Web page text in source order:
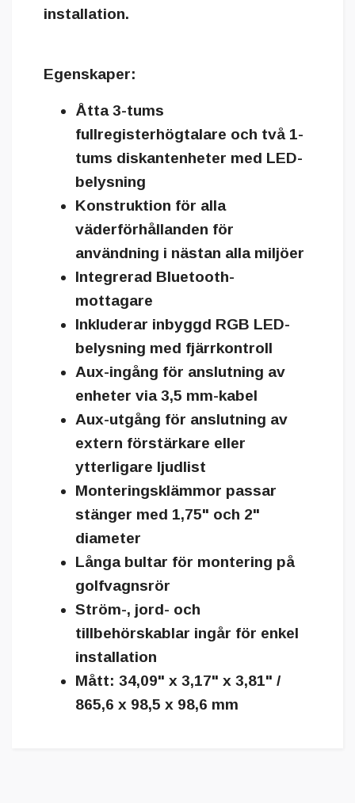
installation.
Egenskaper:
Åtta 3-tums
fullregisterhögtalare och två 1-
tums diskantenheter med LED-
belysning
Konstruktion för alla
väderförhållanden för
användning i nästan alla miljöer
Integrerad Bluetooth-
mottagare
Inkluderar inbyggd RGB LED-
belysning med fjärrkontroll
Aux-ingång för anslutning av
enheter via 3,5 mm-kabel
Aux-utgång för anslutning av
extern förstärkare eller
ytterligare ljudlist
Monteringsklämmor passar
stänger med 1,75" och 2"
diameter
Långa bultar för montering på
golfvagnsrör
Ström-, jord- och
tillbehörskablar ingår för enkel
installation
Mått: 34,09" x 3,17" x 3,81" /
865,6 x 98,5 x 98,6 mm